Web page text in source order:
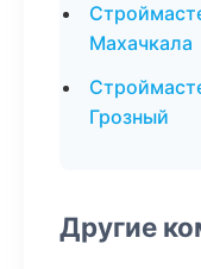
Махачкала
Грозный
Другие